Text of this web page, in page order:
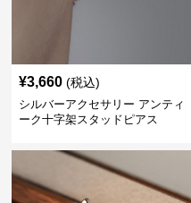
¥3,660 (税込)
シルバーアクセサリー アンティ
ーク十字架スタッドピアス